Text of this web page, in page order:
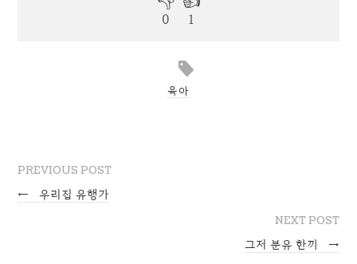
육아
PREVIOUS POST
← 우리집 유행가
NEXT POST
그저 분유 한끼 →